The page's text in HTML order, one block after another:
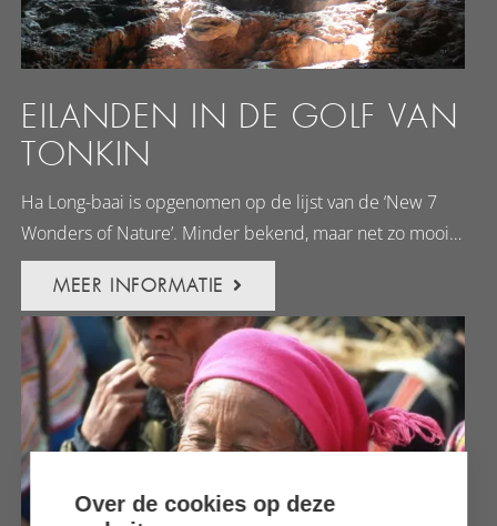
EILANDEN IN DE GOLF VAN
TONKIN
Ha Long-baai is opgenomen op de lijst van de ‘New 7
Wonders of Nature’. Minder bekend, maar net zo mooi…
MEER INFORMATIE
Over de cookies op deze